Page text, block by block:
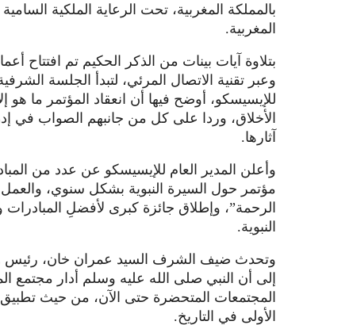
بالمملكة المغربية، تحت الرعاية الملكية
المغربية.
بتلاوة آيات بينات من الذكر الحكيم تم افتتاح
وعبر تقنية الاتصال المرئي، لتبدأ الجلسة
للإيسيسكو، أوضح فيها أن انعقاد المؤتمر ما هو
الأخلاق، وردا على كل من جانبهم الصواب في
آثارها.
وأعلن المدير العام للإيسيسكو عن عدد من
مؤتمر حول السيرة النبوية بشكل سنوي،
الرحمة”، وإطلاق جائزة كبرى لأفضلِ
النبوية.
وتحدث ضيف الشرف السيد عمران خان، رئيس
إلى أن النبي صلى الله عليه وسلم أدار مجتمع
المجتمعات المتحضرة حتى الآن، من حيث تطبيق
الأولى في التاريخ.